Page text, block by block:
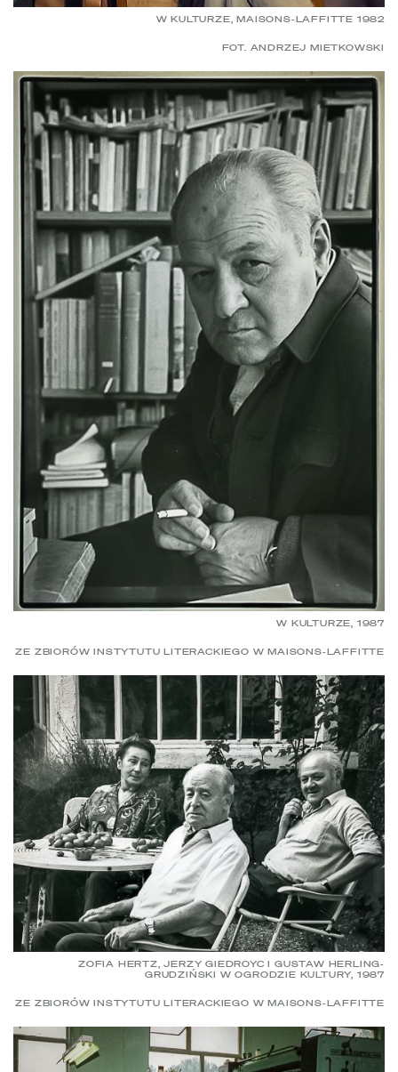
W KULTURZE, MAISONS-LAFFITTE 1982
FOT. ANDRZEJ MIETKOWSKI
W KULTURZE, 1987
ZE ZBIORÓW INSTYTUTU LITERACKIEGO W MAISONS-LAFFITTE
ZOFIA HERTZ, JERZY GIEDROYC I GUSTAW HERLING-
GRUDZIŃSKI W OGRODZIE KULTURY, 1987
ZE ZBIORÓW INSTYTUTU LITERACKIEGO W MAISONS-LAFFITTE